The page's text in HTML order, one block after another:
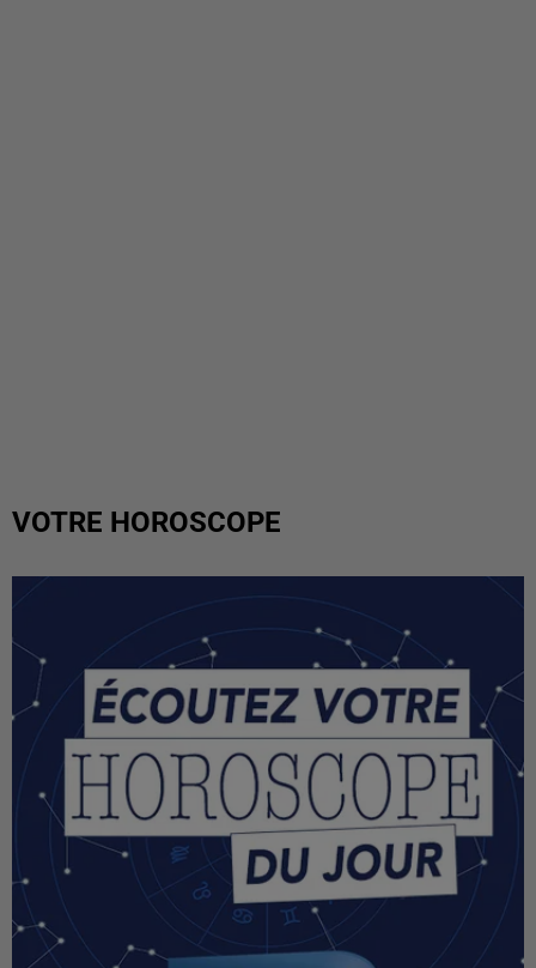
VOTRE HOROSCOPE